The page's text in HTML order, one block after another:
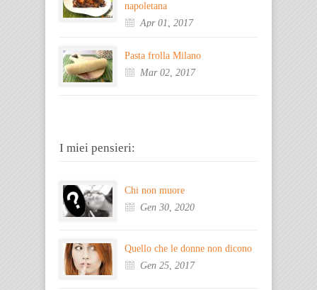
napoletana
Apr 01, 2017
Pasta frolla Milano
Mar 02, 2017
I miei pensieri:
Chi non muore
Gen 30, 2020
Quello che le donne non dicono
Gen 25, 2017